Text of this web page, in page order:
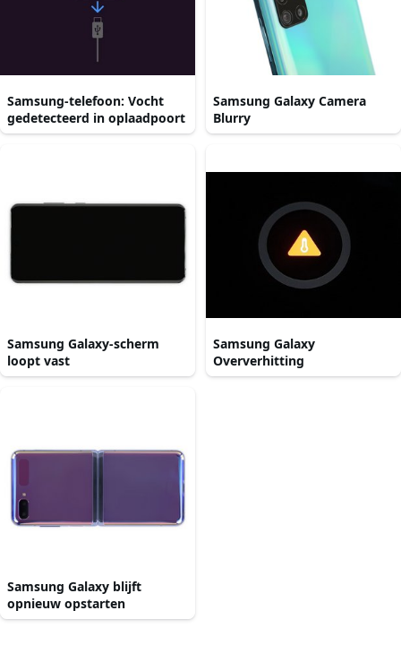
Samsung-telefoon: Vocht
gedetecteerd in oplaadpoort
Samsung Galaxy Camera
Blurry
Samsung Galaxy-scherm
loopt vast
Samsung Galaxy
Oververhitting
Samsung Galaxy blijft
opnieuw opstarten